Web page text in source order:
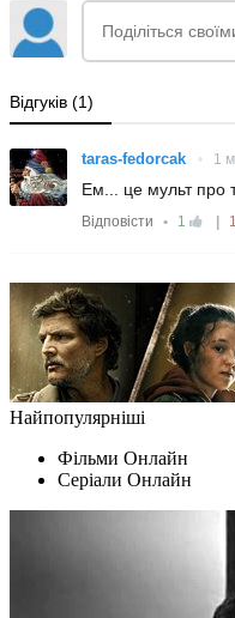
Найпопулярніші
Фільми Oнлайн
Серіали Oнлайн